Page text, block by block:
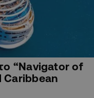
“Navigator of
Caribbean